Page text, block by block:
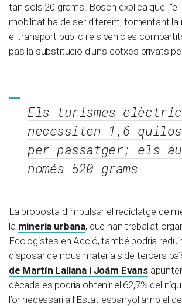
tan sols 20 grams. Bosch explica que “el
mobilitat ha de ser diferent, fomentant la
el transport públic i els vehicles
pas la substitució d’uns cotxes privats
Els turismes
necessiten 1,6
per passatger; els
només 520 grams
La proposta d’impulsar el reciclatge de
la mineria urbana, que han treballat
Ecologistes en Acció, també podria
disposar de nous materials de tercers
de Martín Lallana i Joám Evans
dècada es podria obtenir el 62,7% del
l’or necessari a l’Estat espanyol amb el